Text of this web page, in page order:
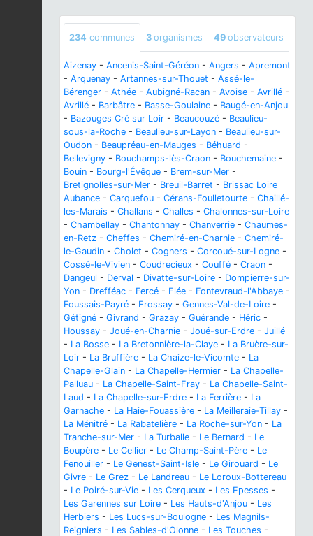
234 communes 3 organismes 49 observateurs
Aizenay - Ancenis-Saint-Géréon - Angers - Apremont
- Arquenay - Artannes-sur-Thouet - Assé-le-
Bérenger - Athée - Aubigné-Racan - Avoise - Avrillé -
Avrillé - Barbâtre - Basse-Goulaine - Baugé-en-Anjou
- Bazouges Cré sur Loir - Beaucouzé - Beaulieu-
sous-la-Roche - Beaulieu-sur-Layon - Beaulieu-sur-
Oudon - Beaupréau-en-Mauges - Béhuard -
Bellevigny - Bouchamps-lès-Craon - Bouchemaine -
Bouin - Bourg-l'Évêque - Brem-sur-Mer -
Bretignolles-sur-Mer - Breuil-Barret - Brissac Loire
Aubance - Carquefou - Cérans-Foulletourte - Chaillé-
les-Marais - Challans - Challes - Chalonnes-sur-Loire
- Chambellay - Chantonnay - Chanverrie - Chaumes-
en-Retz - Cheffes - Chemiré-en-Charnie - Chemiré-
le-Gaudin - Cholet - Cogners - Corcoué-sur-Logne -
Cossé-le-Vivien - Coudrecieux - Couffé - Craon -
Dangeul - Derval - Divatte-sur-Loire - Dompierre-sur-
Yon - Drefféac - Fercé - Flée - Fontevraud-l'Abbaye -
Foussais-Payré - Frossay - Gennes-Val-de-Loire -
Gétigné - Givrand - Grazay - Guérande - Héric -
Houssay - Joué-en-Charnie - Joué-sur-Erdre - Juillé
- La Bosse - La Bretonnière-la-Claye - La Bruère-sur-
Loir - La Bruffière - La Chaize-le-Vicomte - La
Chapelle-Glain - La Chapelle-Hermier - La Chapelle-
Palluau - La Chapelle-Saint-Fray - La Chapelle-Saint-
Laud - La Chapelle-sur-Erdre - La Ferrière - La
Garnache - La Haie-Fouassière - La Meilleraie-Tillay -
La Ménitré - La Rabatelière - La Roche-sur-Yon - La
Tranche-sur-Mer - La Turballe - Le Bernard - Le
Boupère - Le Cellier - Le Champ-Saint-Père - Le
Fenouiller - Le Genest-Saint-Isle - Le Girouard - Le
Givre - Le Grez - Le Landreau - Le Loroux-Bottereau
- Le Poiré-sur-Vie - Les Cerqueux - Les Epesses -
Les Garennes sur Loire - Les Hauts-d'Anjou - Les
Herbiers - Les Lucs-sur-Boulogne - Les Magnils-
Reigniers - Les Sables-d'Olonne - Les Touches -